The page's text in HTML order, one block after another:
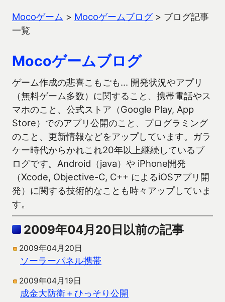
Mocoゲーム > Mocoゲームブログ> ブログ記事
一覧
Mocoゲームブログ
ゲーム作成の悲喜こもごも… 開発状況やアプリ
（無料ゲーム多数）に関すること、携帯電話やス
マホのこと、公式ストア（Google Play, App
Store）でのアプリ公開のこと、プログラミング
のこと、更新情報などをアップしています。ガラ
ケー時代からかれこれ20年以上継続しているブ
ログです。Android（java）や iPhone開発
（Xcode, Objective-C, C++ によるiOSアプリ開
発）に関する技術的なことも時々アップしていま
す。
2009年04月20日以前の記事
2009年04月20日
ソーラーパネル携帯
2009年04月19日
成金大防衛＋ひっそり公開